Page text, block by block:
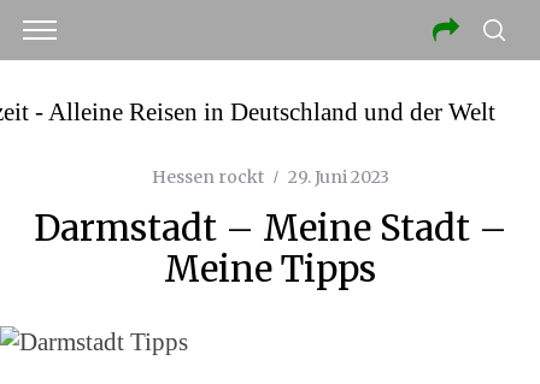
Hessen rockt 29. Juni 2023
Darmstadt – Meine Stadt –
Meine Tipps